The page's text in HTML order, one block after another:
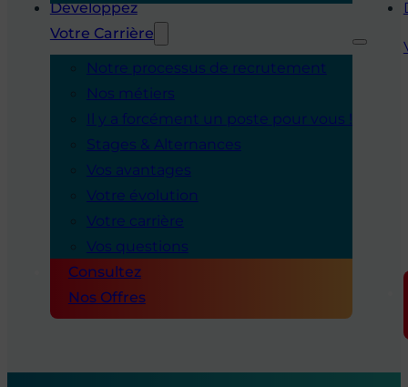
Développez
Votre Carrière
Notre processus de recrutement
Nos métiers
Il y a forcément un poste pour vous !
Stages & Alternances
Vos avantages
Votre évolution
Votre carrière
Vos questions
Consultez
Nos Offres